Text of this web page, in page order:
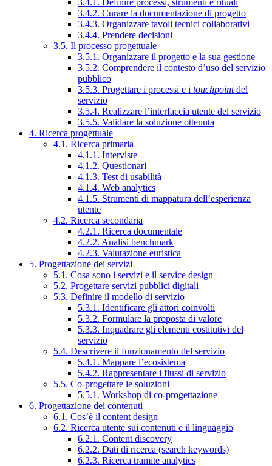
3.4.1. Definire processi, strumenti e rituali
3.4.2. Curare la documentazione di progetto
3.4.3. Organizzare tavoli tecnici collaborativi
3.4.4. Prendere decisioni
3.5. Il processo progettuale
3.5.1. Organizzare il progetto e la sua gestione
3.5.2. Comprendere il contesto d’uso del servizio
pubblico
3.5.3. Progettare i processi e i touchpointdel
servizio
3.5.4. Realizzare l’interfaccia utente del servizio
3.5.5. Validare la soluzione ottenuta
4. Ricerca progettuale
4.1. Ricerca primaria
4.1.1. Interviste
4.1.2. Questionari
4.1.3. Test di usabilità
4.1.4. Web analytics
4.1.5. Strumenti di mappatura dell’esperienza
utente
4.2. Ricerca secondaria
4.2.1. Ricerca documentale
4.2.2. Analisi benchmark
4.2.3. Valutazione euristica
5. Progettazione dei servizi
5.1. Cosa sono i servizi e il service design
5.2. Progettare servizi pubblici digitali
5.3. Definire il modello di servizio
5.3.1. Identificare gli attori coinvolti
5.3.2. Formulare la proposta di valore
5.3.3. Inquadrare gli elementi costitutivi del
servizio
5.4. Descrivere il funzionamento del servizio
5.4.1. Mappare l’ecosistema
5.4.2. Rappresentare i flussi di servizio
5.5. Co-progettare le soluzioni
5.5.1. Workshop di co-progettazione
6. Progettazione dei contenuti
6.1. Cos’è il content design
6.2. Ricerca utente sui contenuti e il linguaggio
6.2.1. Content discovery
6.2.2. Dati di ricerca (search keywords)
6.2.3. Ricerca tramite analytics